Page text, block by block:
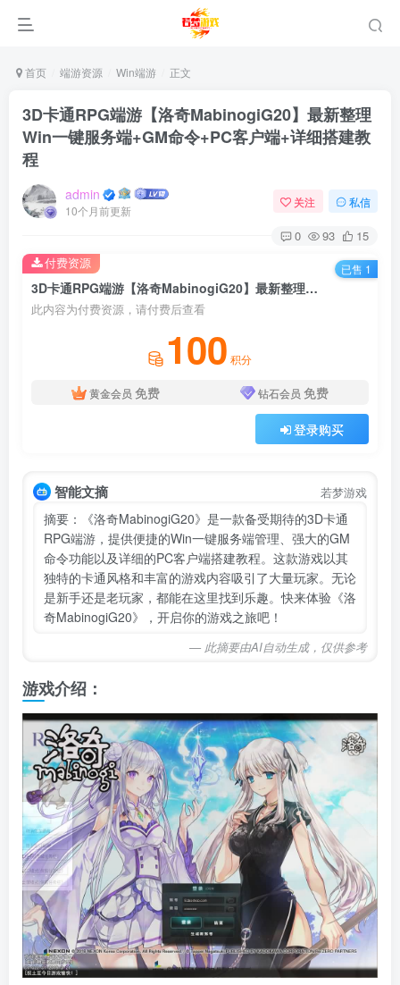
首页 端游资源 Win端游 正文
3D卡通RPG端游【洛奇MabinogiG20】最新整理
Win一键服务端+GM命令+PC客户端+详细搭建教
程
admin
10个月前更新
关注 私信
0 93 15
3D卡通RPG端游【洛奇MabinogiG20】最新整理Win一键服务端+GM命令+PC客户端+详细搭建教程
此内容为付费资源，请付费后查看
100 积分
黄金会员 免费 钻石会员 免费
登录购买
付费资源 已售 1
智能文摘 若梦游戏
摘要：《洛奇MabinogiG20》是一款备受期待的3D卡通
RPG端游，提供便捷的Win一键服务端管理、强大的GM
命令功能以及详细的PC客户端搭建教程。这款游戏以其
独特的卡通风格和丰富的游戏内容吸引了大量玩家。无论
是新手还是老玩家，都能在这里找到乐趣。快来体验《洛
奇MabinogiG20》，开启你的游戏之旅吧！
— 此摘要由AI自动生成，仅供参考
游戏介绍：